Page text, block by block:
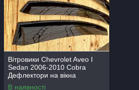
Вітровики Chevrolet Aveo I
Sedan 2006-2010 Cobra
Дефлектори на вікна
В наявності